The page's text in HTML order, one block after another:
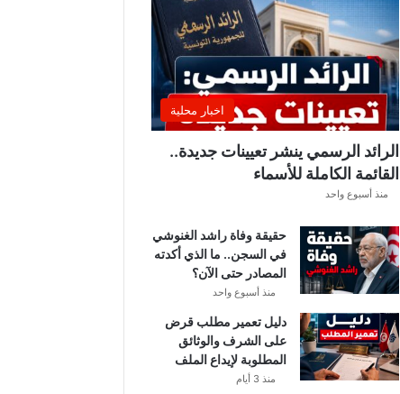
ف
ر
ي
ق
ي
ب
ل
ع
ة
د
و
ر
ي
أ
ب
اخبار محلية
الرائد الرسمي ينشر تعيينات جديدة..
القائمة الكاملة للأسماء
منذ أسبوع واحد
حقيقة وفاة راشد الغنوشي
في السجن.. ما الذي أكدته
المصادر حتى الآن؟
منذ أسبوع واحد
دليل تعمير مطلب قرض
على الشرف والوثائق
المطلوبة لإيداع الملف
منذ 3 أيام